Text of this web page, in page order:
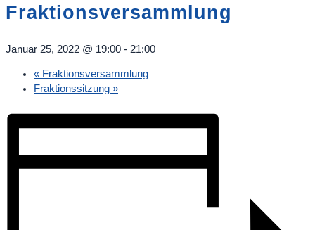
Fraktionsversammlung
Januar 25, 2022 @ 19:00 - 21:00
« Fraktionsversammlung
Fraktionssitzung »